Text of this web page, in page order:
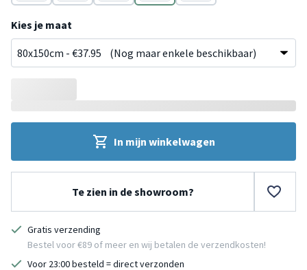
Grijs Bruin Grijs MulticolorMulticolor
Kies je maat
In mijn winkelwagen
Te zien in de showroom?
Gratis verzending
Bestel voor €89 of meer en wij betalen de verzendkosten!
Voor 23:00 besteld = direct verzonden